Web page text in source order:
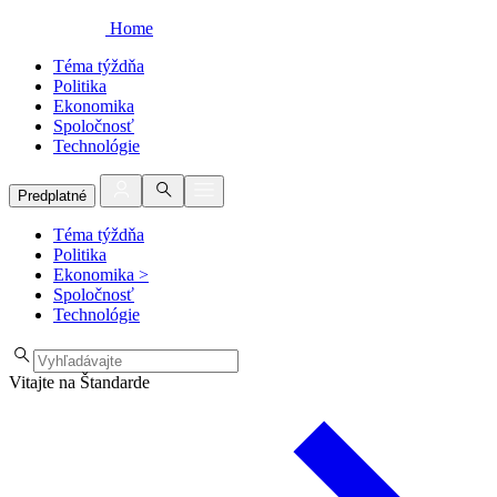
Home
Téma týždňa
Politika
Ekonomika
Spoločnosť
Technológie
Predplatné
Téma týždňa
Politika
Ekonomika >
Spoločnosť
Technológie
Vitajte na Štandarde